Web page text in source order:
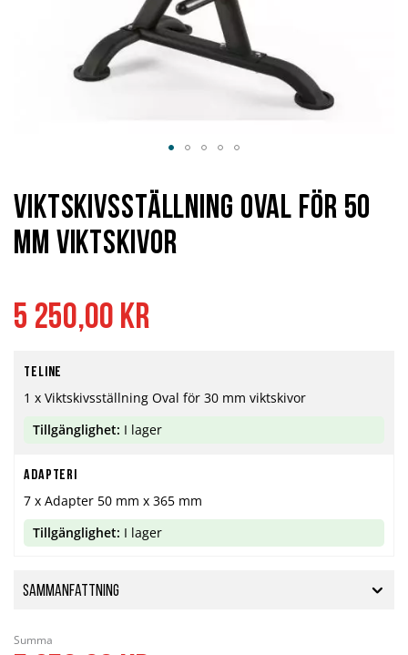
5 250,00 kr
Viktskivsställning Oval för 50
mm viktskivor
Teline
1 x Viktskivsställning Oval för 30 mm viktskivor
Tillgänglighet: I lager
Adapteri
7 x Adapter 50 mm x 365 mm
Tillgänglighet: I lager
Sammanfattning
Summa
början
av
bildgalleriet